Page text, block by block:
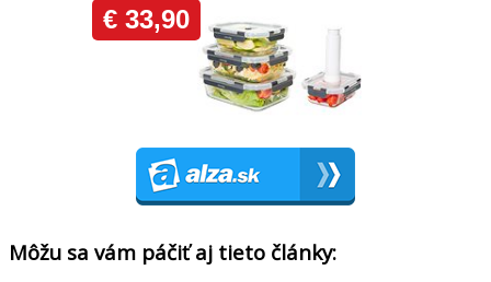
Môžu sa vám páčiť aj tieto články: